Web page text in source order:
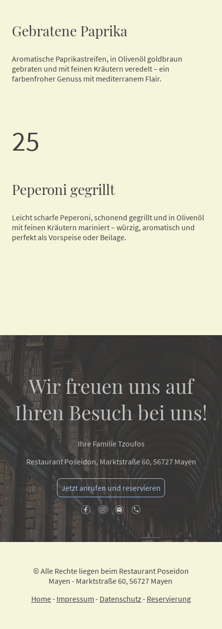
Gebratene Paprika
Aromatische Paprikastreifen, in Olivenöl goldbraun
gebraten und mit feinen Kräutern veredelt – ein
farbenfroher Genuss mit mediterranem Flair.
25
Peperoni gegrillt
Leicht scharfe Peperoni, schonend gegrillt und in Olivenöl
mit feinen Kräutern mariniert – würzig, aromatisch und
perfekt als Vorspeise oder Beilage.
Wir freuen uns auf
Ihren Besuch bei uns!
Ihre Familie Tzoufos
Restaurant Poseidon, Marktstraße 60, 56727 Mayen
Jetzt anrufen und reservieren
© Alle Rechte liegen beim Restaurant Poseidon
Mayen - Marktstraße 60, 56727 Mayen
Home- Impressum - Datenschutz- Reservierung